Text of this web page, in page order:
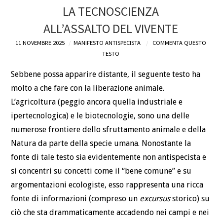
ACQUISTALO
DEFINIZIONI
BLOG
CONTATTI
LA TECNOSCIENZA
ALL’ASSALTO DEL VIVENTE
11 NOVEMBRE 2025 MANIFESTO ANTISPECISTA
COMMENTA QUESTO
TESTO
Sebbene possa apparire distante, il seguente testo ha
molto a che fare con la liberazione animale.
L’agricoltura (peggio ancora quella industriale e
ipertecnologica) e le biotecnologie, sono una delle
numerose frontiere dello sfruttamento animale e della
Natura da parte della specie umana. Nonostante la
fonte di tale testo sia evidentemente non antispecista e
si concentri su concetti come il “bene comune” e su
argomentazioni ecologiste, esso rappresenta una ricca
fonte di informazioni (compreso un excursusstorico) su
ciò che sta drammaticamente accadendo nei campi e nei